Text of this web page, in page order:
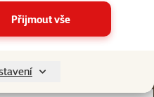
Přijmout vše
jsme vám blízko